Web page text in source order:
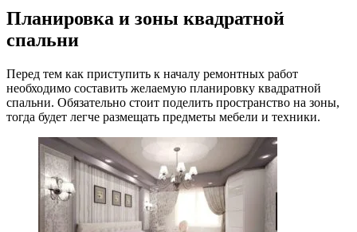
Планировка и зоны квадратной
спальни
Перед тем как приступить к началу ремонтных работ
необходимо составить желаемую планировку квадратной
спальни. Обязательно стоит поделить пространство на зоны,
тогда будет легче размещать предметы мебели и техники.